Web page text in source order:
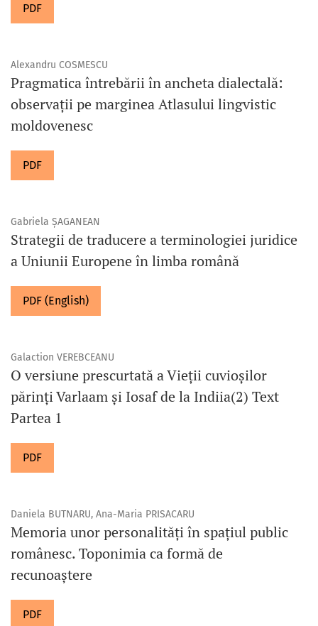
PDF
Alexandru COSMESCU
Pragmatica întrebării în ancheta dialectală:
observații pe marginea Atlasului lingvistic
moldovenesc
PDF
Gabriela ȘAGANEAN
Strategii de traducere a terminologiei juridice
a Uniunii Europene în limba română
PDF (English)
Galaction VEREBCEANU
O versiune prescurtată a Vieții cuvioșilor
părinți Varlaam și Iosaf de la Indiia(2) Text
Partea 1
PDF
Daniela BUTNARU, Ana-Maria PRISACARU
Memoria unor personalități în spațiul public
românesc. Toponimia ca formă de
recunoaștere
PDF